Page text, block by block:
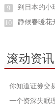
9 到日本的小
10 静候春暖花
滚动资讯
你知道证券交
一个资深失眠